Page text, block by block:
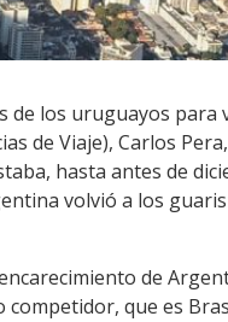
de los uruguayos para
de Viaje), Carlos
hasta antes de
volvió a los
de
que es